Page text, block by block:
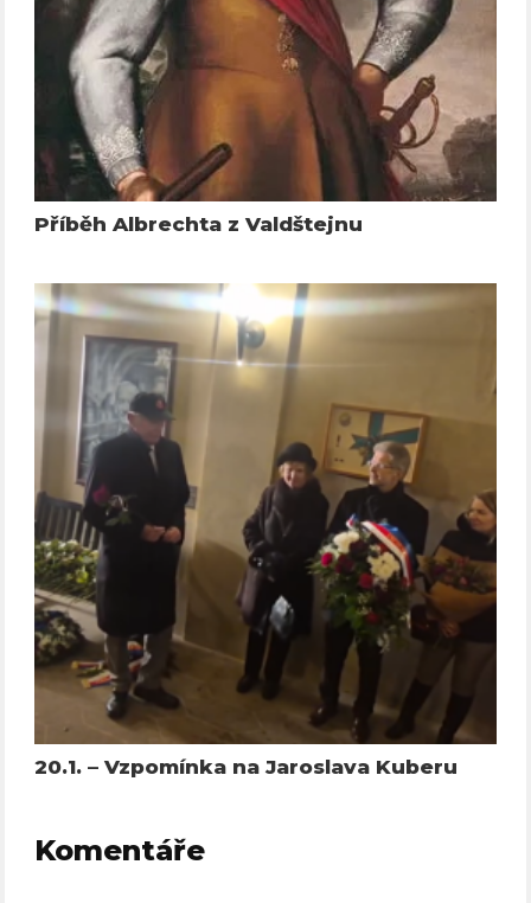
Příběh Albrechta z Valdštejnu
20.1. – Vzpomínka na Jaroslava Kuberu
Komentáře